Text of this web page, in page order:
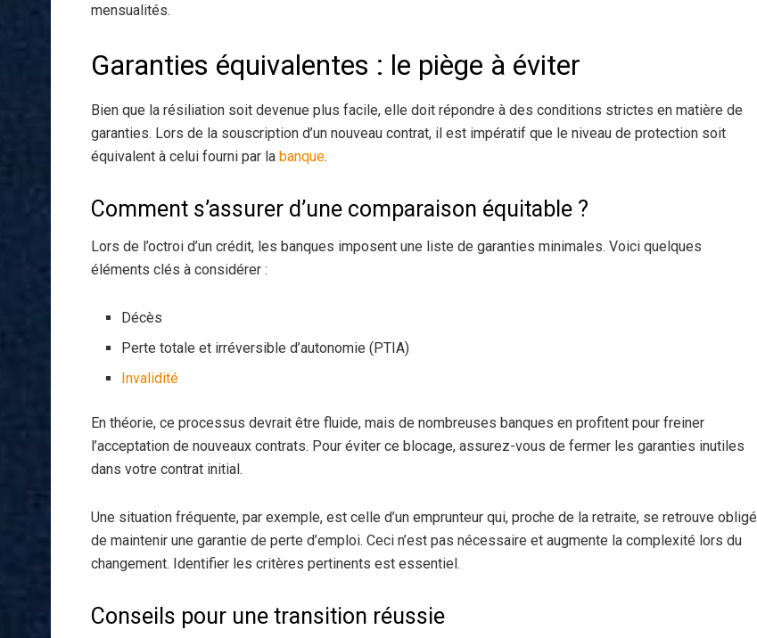
mensualités.
Garanties équivalentes : le piège à éviter
Bien que la résiliation soit devenue plus facile, elle doit répondre à des conditions strictes en matière de
garanties. Lors de la souscription d’un nouveau contrat, il est impératif que le niveau de protection soit
équivalent à celui fourni par la banque.
Comment s’assurer d’une comparaison équitable ?
Lors de l’octroi d’un crédit, les banques imposent une liste de garanties minimales. Voici quelques
éléments clés à considérer :
Décès
Perte totale et irréversible d’autonomie (PTIA)
Invalidité
En théorie, ce processus devrait être fluide, mais de nombreuses banques en profitent pour freiner
l’acceptation de nouveaux contrats. Pour éviter ce blocage, assurez-vous de fermer les garanties inutiles
dans votre contrat initial.
Une situation fréquente, par exemple, est celle d’un emprunteur qui, proche de la retraite, se retrouve obligé
de maintenir une garantie de perte d’emploi. Ceci n’est pas nécessaire et augmente la complexité lors du
changement. Identifier les critères pertinents est essentiel.
Conseils pour une transition réussie